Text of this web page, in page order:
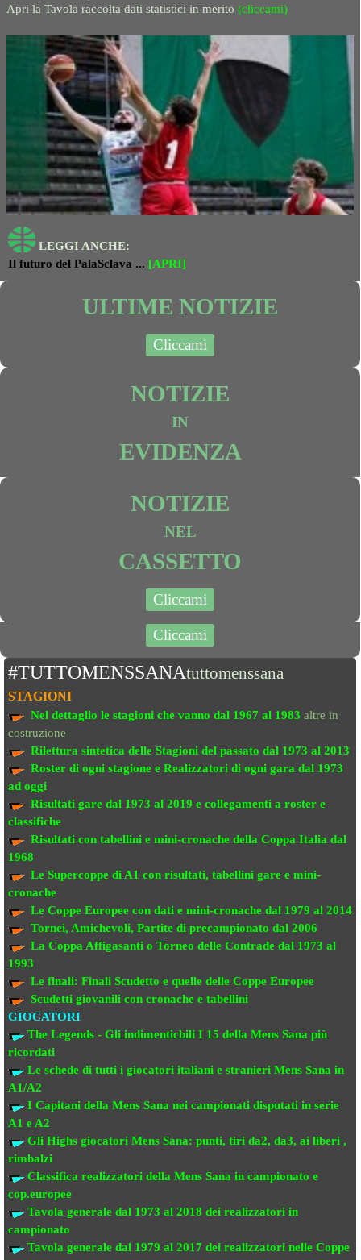
Apri la Tavola raccolta dati statistici in merito (cliccami)
LEGGI ANCHE:
Il futuro del PalaSclava ... [APRI]
ULTIME NOTIZIE
Cliccami
NOTIZIE
IN
EVIDENZA
NOTIZIE
NEL
CASSETTO
Cliccami
Cliccami
#TUTTOMENSSANAtuttomenssana
STAGIONI
Nel dettaglio le stagioni che vanno dal 1967 al 1983 altre in
costruzione
Rilettura sintetica delle Stagioni del passato dal 1973 al 2013
Roster di ogni stagione e Realizzatori di ogni gara dal 1973
ad oggi
Risultati gare dal 1973 al 2019 e collegamenti a roster e
classifiche
Risultati con tabellini e mini-cronache della Coppa Italia dal
1968
Le Supercoppe di A1 con risultati, tabellini gare e mini-
cronache
Le Coppe Europee con dati e mini-cronache dal 1979 al 2014
Tornei, Amichevoli, Partite di precampionato dal 2006
La Coppa Affigasanti o Torneo delle Contrade dal 1973 al
1993
Le finali: Finali Scudetto e quelle delle Coppe Europee
Scudetti giovanili con cronache e tabellini
GIOCATORI
The Legends - Gli indimenticbili I 15 della Mens Sana più
ricordati
Le schede di tutti i giocatori italiani e stranieri Mens Sana in
A1/A2
I Capitani della Mens Sana nei campionati disputati in serie
A1 e A2
Gli Highs giocatori Mens Sana: punti, tiri da2, da3, ai liberi ,
rimbalzi
Classifica realizzatori della Mens Sana in campionato e
cop.europee
Tavola generale dal 1973 al 2018 dei realizzatori in
campionato
Tavola generale dal 1979 al 2017 dei realizzatori nelle Coppe